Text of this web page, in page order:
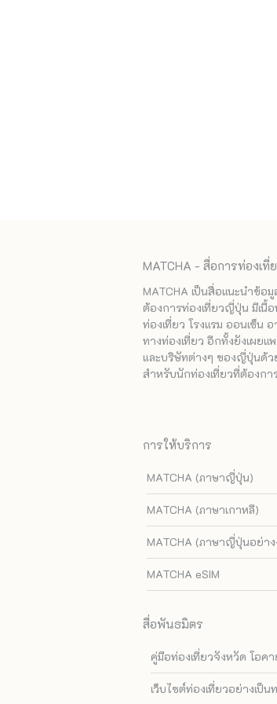
MATCHA - สื่อการท่องเ
MATCHA เป็นสื่อแนะนำข้
ต้องการท่องเที่ยวญี่ปุ่น มีเนื้
ท่องเที่ยว โรงแรม ออนเซ็น
ทางท่องเที่ยว อีกทั้งยังเผย
และบริษัทต่างๆ ของญี่ปุ่นด้ว
สำหรับนักท่องเที่ยวที่ต้องก
การให้บริการ
MATCHA (ภาษาญี่ปุ่น)
MATCHA (ภาษาเกาหลี)
MATCHA (ภาษาญี่ปุ่นอย่า
MATCHA eSIM
สื่อพันธมิตร
คู่มือท่องเที่ยวจังหวัด โอค
เว็บไซต์ท่องเที่ยวอย่างเป็น